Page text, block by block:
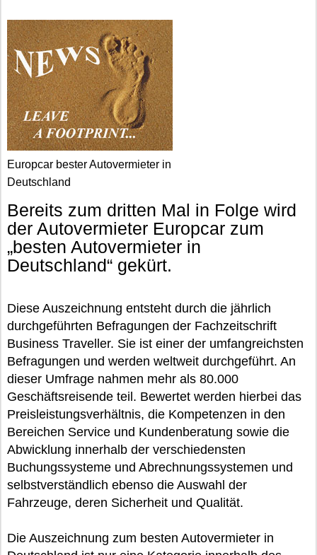
Europcar bester Autovermieter in
Deutschland
Bereits zum dritten Mal in Folge wird
der Autovermieter Europcar zum
„besten Autovermieter in
Deutschland“ gekürt.
Diese Auszeichnung entsteht durch die jährlich
durchgeführten Befragungen der Fachzeitschrift
Business Traveller. Sie ist einer der umfangreichsten
Befragungen und werden weltweit durchgeführt. An
dieser Umfrage nahmen mehr als 80.000
Geschäftsreisende teil. Bewertet werden hierbei das
Preisleistungsverhältnis, die Kompetenzen in den
Bereichen Service und Kundenberatung sowie die
Abwicklung innerhalb der verschiedensten
Buchungssysteme und Abrechnungssystemen und
selbstverständlich ebenso die Auswahl der
Fahrzeuge, deren Sicherheit und Qualität.
Die Auszeichnung zum besten Autovermieter in